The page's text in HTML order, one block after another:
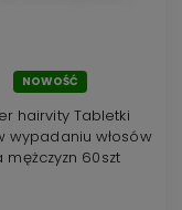
NOWOŚĆ
hairvity Tabletki
wypadaniu włosów
mężczyzn 60szt